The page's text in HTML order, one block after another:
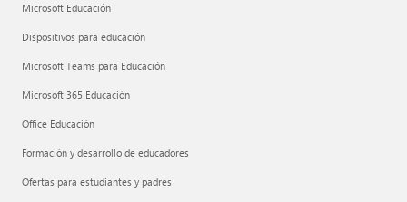
Microsoft Educación
Dispositivos para educación
Microsoft Teams para Educación
Microsoft 365 Educación
Office Educación
Formación y desarrollo de educadores
Ofertas para estudiantes y padres